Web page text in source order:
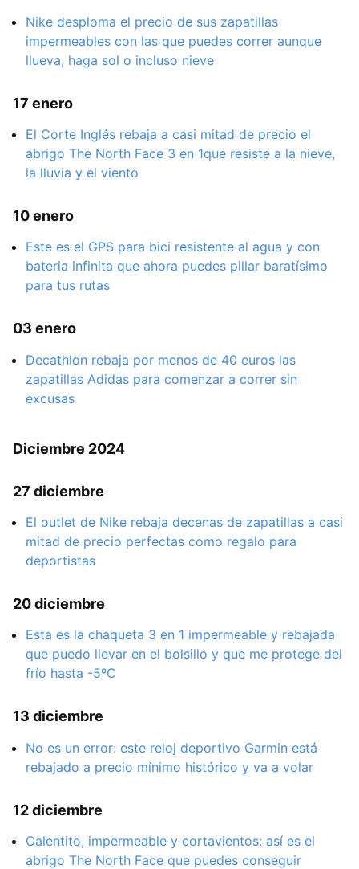
Nike desploma el precio de sus zapatillas
impermeables con las que puedes correr aunque
llueva, haga sol o incluso nieve
17 enero
El Corte Inglés rebaja a casi mitad de precio el
abrigo The North Face 3 en 1que resiste a la nieve,
la lluvia y el viento
10 enero
Este es el GPS para bici resistente al agua y con
bateria infinita que ahora puedes pillar baratísimo
para tus rutas
03 enero
Decathlon rebaja por menos de 40 euros las
zapatillas Adidas para comenzar a correr sin
excusas
Diciembre 2024
27 diciembre
El outlet de Nike rebaja decenas de zapatillas a casi
mitad de precio perfectas como regalo para
deportistas
20 diciembre
Esta es la chaqueta 3 en 1 impermeable y rebajada
que puedo llevar en el bolsillo y que me protege del
frío hasta -5ºC
13 diciembre
No es un error: este reloj deportivo Garmin está
rebajado a precio mínimo histórico y va a volar
12 diciembre
Calentito, impermeable y cortavientos: así es el
abrigo The North Face que puedes conseguir